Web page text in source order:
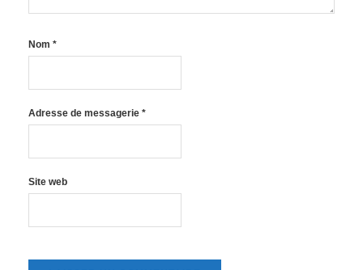
Nom *
Adresse de messagerie *
Site web